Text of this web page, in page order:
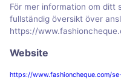
För mer information om ditt
fullständig översikt över
https://
Website
https://www.fashioncheque.com/